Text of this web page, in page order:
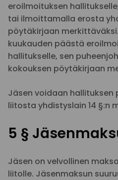
eroilmoituksen
tai ilmoittamalla erosta
pöytäkirjaan
kuukauden päästä
hallitukselle, sen
kokouksen pöytäkirjaan
Jäsen voidaan
liitosta yhdistyslain 14 §:n
5 §
Jäsen on velvollinen
liitolle. Jäsenmaksun